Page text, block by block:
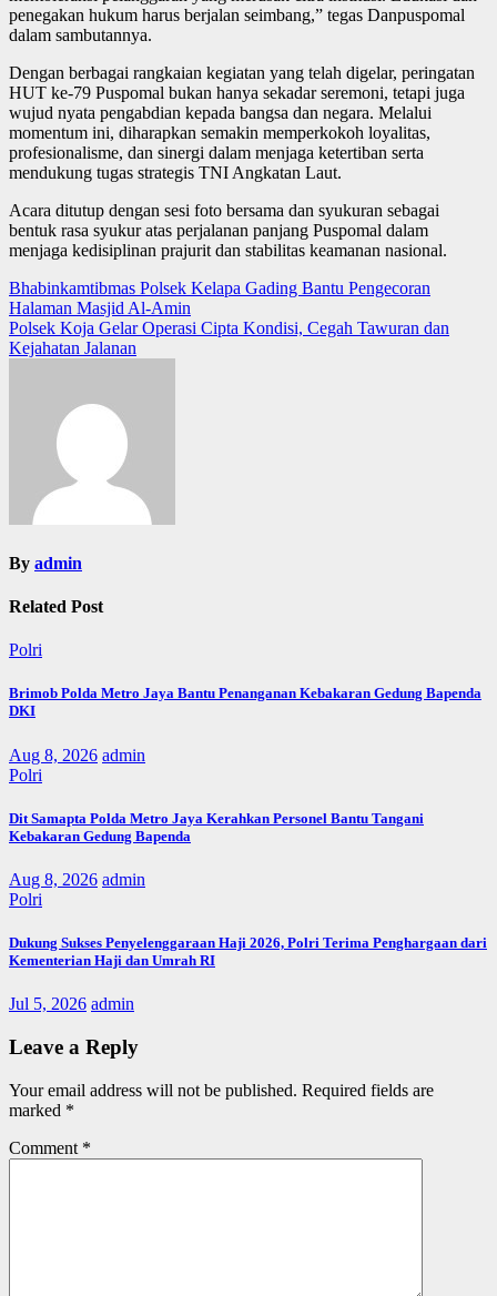
penegakan hukum harus berjalan seimbang,” tegas Danpuspomal
dalam sambutannya.
Dengan berbagai rangkaian kegiatan yang telah digelar, peringatan
HUT ke-79 Puspomal bukan hanya sekadar seremoni, tetapi juga
wujud nyata pengabdian kepada bangsa dan negara. Melalui
momentum ini, diharapkan semakin memperkokoh loyalitas,
profesionalisme, dan sinergi dalam menjaga ketertiban serta
mendukung tugas strategis TNI Angkatan Laut.
Acara ditutup dengan sesi foto bersama dan syukuran sebagai
bentuk rasa syukur atas perjalanan panjang Puspomal dalam
menjaga kedisiplinan prajurit dan stabilitas keamanan nasional.
Post
navigation
Bhabinkamtibmas Polsek Kelapa Gading Bantu Pengecoran
Halaman Masjid Al-Amin
Polsek Koja Gelar Operasi Cipta Kondisi, Cegah Tawuran dan
Kejahatan Jalanan
By admin
Related Post
Polri
Brimob Polda Metro Jaya Bantu Penanganan Kebakaran Gedung Bapenda
DKI
Aug 8, 2026 admin
Polri
Dit Samapta Polda Metro Jaya Kerahkan Personel Bantu Tangani
Kebakaran Gedung Bapenda
Aug 8, 2026 admin
Polri
Dukung Sukses Penyelenggaraan Haji 2026, Polri Terima Penghargaan dari
Kementerian Haji dan Umrah RI
Jul 5, 2026 admin
Leave a Reply
Your email address will not be published. Required fields are
marked *
Comment *